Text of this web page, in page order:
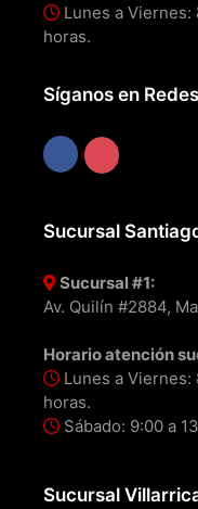
Lunes a Viernes:
horas.
Síganos en
Sucursal
Sucursal #1:
Av. Quilín #2884,
Horario atención
Lunes a Viernes:
horas.
Sábado: 9:00 a
Sucursal